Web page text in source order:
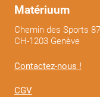
Matériuum
Chemin des Sports 87
CH-1203 Genève
Contactez-nous !
CGV